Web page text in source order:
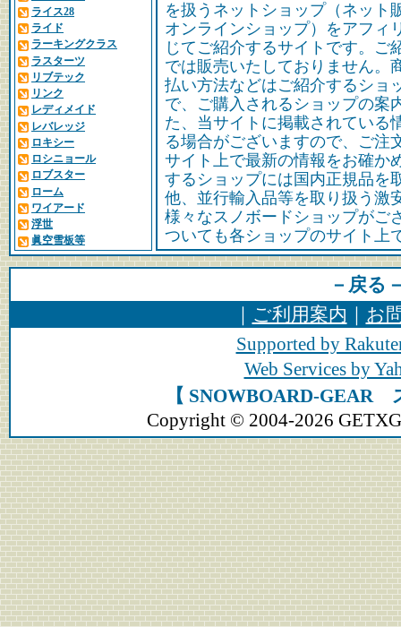
ライス28
ライド
ラーキングクラス
ラスターツ
リブテック
リンク
レディメイド
レバレッジ
ロキシー
ロシニョール
ロブスター
ローム
ワイアード
浮世
眞空雪板等
を扱うネットショップ（ネット
オンラインショップ）をアフィ
じてご紹介するサイトです。ご
では販売いたしておりません。
払い方法などはご紹介するショ
で、ご購入されるショップの案
た、当サイトに掲載されている
る場合がございますので、ご注
サイト上で最新の情報をお確か
するショップには国内正規品を
他、並行輸入品等を取り扱う激
様々なスノボードショップがご
ついても各ショップのサイト上
－戻る
｜ ご利用案内 ｜ お
Supported by
Web Services by
【 SNOWBOARD-GEAR
Copyright © 2004-2026